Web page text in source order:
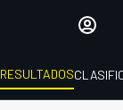
RESULTADOS